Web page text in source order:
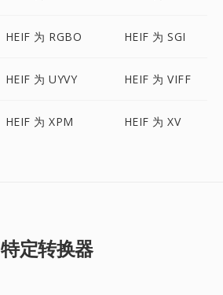
HEIF 为 RGBO HEIF 为 SGI
HEIF 为 UYVY HEIF 为 VIFF
HEIF 为 XPM HEIF 为 XV
特定转换器